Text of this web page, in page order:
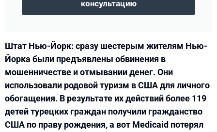
консультацию
Штат Нью-Йорк: сразу шестерым жителям Нью-
Йорка были предъявлены обвинения в
мошенничестве и отмывании денег. Они
использовали родовой туризм в США для личного
обогащения. В результате их действий более 119
детей турецких граждан получили гражданство
США по праву рождения, а вот Medicaid потерял